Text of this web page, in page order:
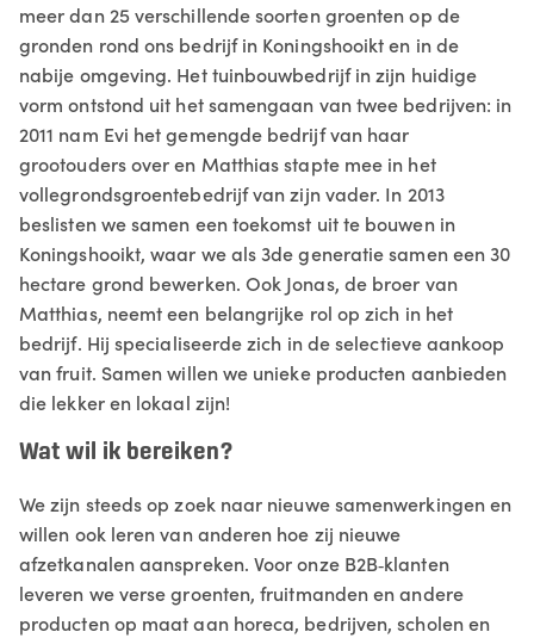
meer dan 25 verschillende soorten groenten op de
gronden rond ons bedrijf in Koningshooikt en in de
nabije omgeving. Het tuinbouwbedrijf in zijn huidige
vorm ontstond uit het samengaan van twee bedrijven: in
2011 nam Evi het gemengde bedrijf van haar
grootouders over en Matthias stapte mee in het
vollegrondsgroentebedrijf van zijn vader. In 2013
beslisten we samen een toekomst uit te bouwen in
Koningshooikt, waar we als 3de generatie samen een 30
hectare grond bewerken. Ook Jonas, de broer van
Matthias, neemt een belangrijke rol op zich in het
bedrijf. Hij specialiseerde zich in de selectieve aankoop
van fruit. Samen willen we unieke producten aanbieden
die lekker en lokaal zijn!
Wat wil ik bereiken?
We zijn steeds op zoek naar nieuwe samenwerkingen en
willen ook leren van anderen hoe zij nieuwe
afzetkanalen aanspreken. Voor onze B2B‑klanten
leveren we verse groenten, fruitmanden en andere
producten op maat aan horeca, bedrijven, scholen en